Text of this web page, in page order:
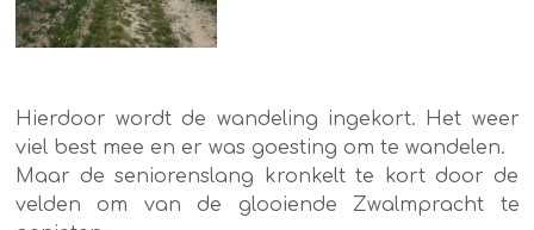
Hierdoor wordt de wandeling ingekort. Het weer
viel best mee en er was goesting om te wandelen.
Maar de seniorenslang kronkelt te kort door de
velden om van de glooiende Zwalmpracht te